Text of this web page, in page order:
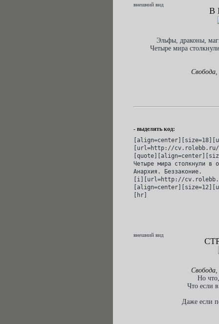
внешний вид
В
Эльфы, драконы,
Четыре мира
Свобода
- выделить код:
[url=http://
Четыре мира столкнули в
Анархия. Беззаконие.
[i][url=http://
[hr]
внешний вид
Свобода,
Но
Что если
Даже если